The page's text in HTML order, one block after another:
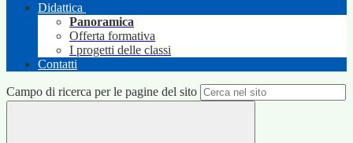
Didattica
Panoramica
Offerta formativa
I progetti delle classi
Contatti
Campo di ricerca per le pagine del sito